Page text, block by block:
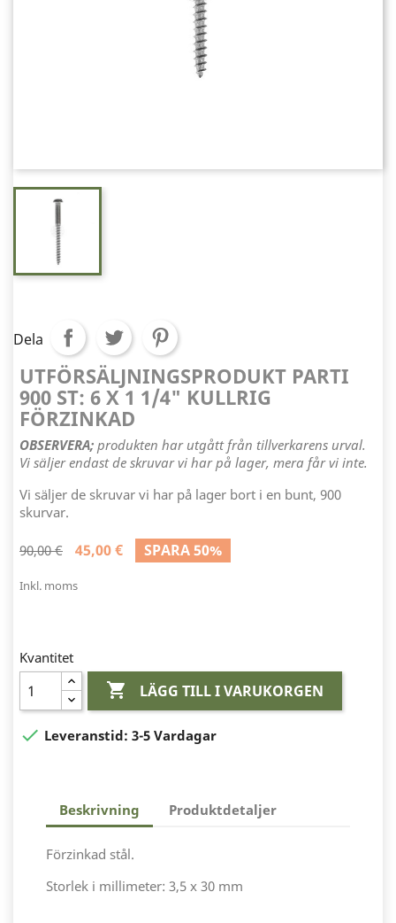
Dela
UTFÖRSÄLJNINGSPRODUKT PARTI
900 ST: 6 X 1 1/4" KULLRIG
FÖRZINKAD
OBSERVERA; produkten har utgått från tillverkarens urval.
Vi säljer endast de skruvar vi har på lager, mera får vi inte.
Vi säljer de skruvar vi har på lager bort i en bunt, 900
skurvar.
90,00 € 45,00 € SPARA 50%
Inkl. moms
Kvantitet
 LÄGG TILL I VARUKORGEN
 Leveranstid: 3-5 Vardagar
Beskrivning Produktdetaljer
Förzinkad stål.
Storlek i millimeter: 3,5 x 30 mm